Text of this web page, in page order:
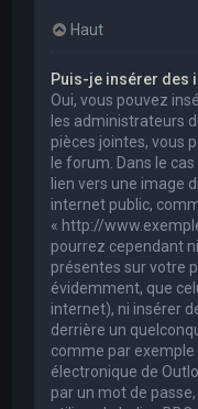
Haut
Puis-je insérer des
Oui, vous pouvez
les administrateurs
pièces jointes, vous
le forum. Dans le
lien vers une image
internet public,
« http://
pourrez cependant
présentes sur votre
évidemment, que
internet), ni insérer
derrière un
comme par
électronique de
par un mot de